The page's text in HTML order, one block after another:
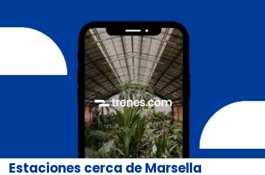
Estaciones cerca de Marsella